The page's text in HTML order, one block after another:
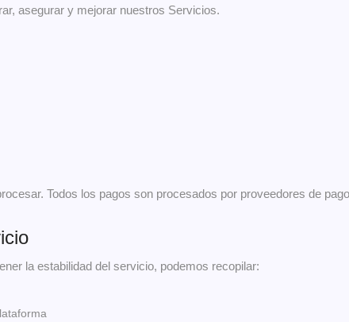
asegurar y mejorar nuestros Servicios.
Todos los pagos son procesados por proveedores de
la estabilidad del servicio, podemos recopilar: